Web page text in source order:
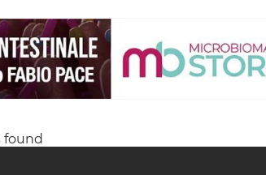
found